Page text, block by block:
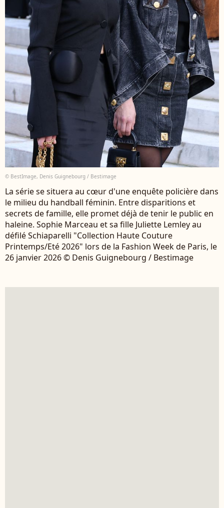
© BestImage, Denis Guignebourg / Bestimage
La série se situera au cœur d'une enquête policière dans
le milieu du handball féminin. Entre disparitions et
secrets de famille, elle promet déjà de tenir le public en
haleine. Sophie Marceau et sa fille Juliette Lemley au
défilé Schiaparelli "Collection Haute Couture
Printemps/Eté 2026" lors de la Fashion Week de Paris, le
26 janvier 2026 © Denis Guignebourg / Bestimage